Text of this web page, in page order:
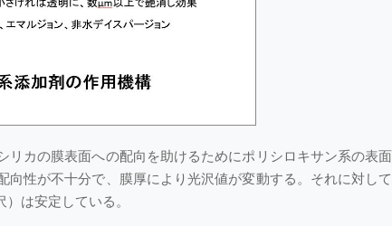
カの膜表面への配向を助けるためにポリシロキサン系の表
性が不十分で、膜厚により光沢値が変動する。それに対し
は安定している。